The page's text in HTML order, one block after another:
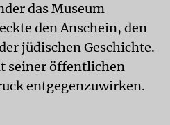
das Museum
den Anschein, den
jüdischen Geschichte.
seiner öffentlichen
entgegenzuwirken.